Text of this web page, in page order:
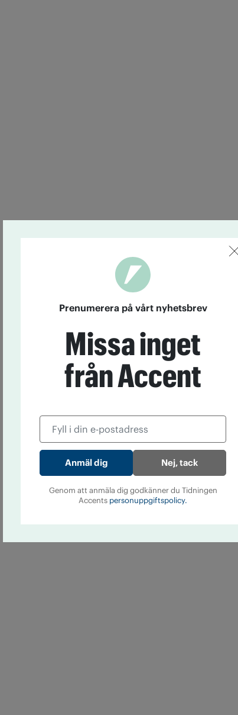
Prenumerera på vårt nyhetsbrev
Missa inget
från Accent
Nej, tack
Genom att anmäla dig godkänner du Tidningen
Accents personuppgiftspolicy.